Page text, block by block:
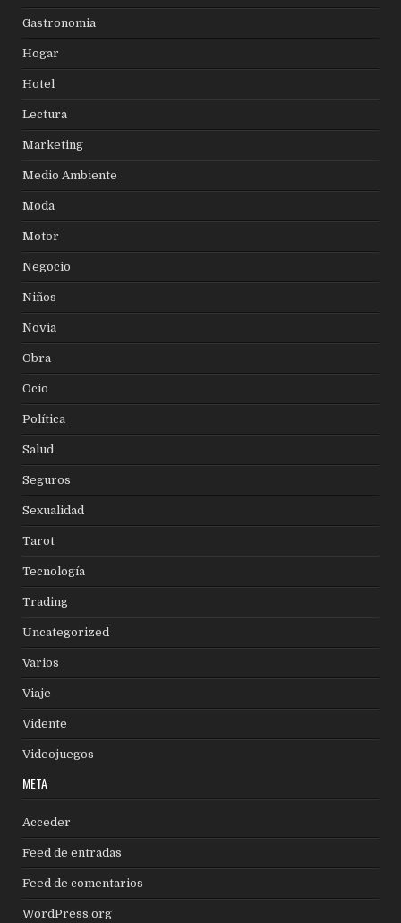
Gastronomia
Hogar
Hotel
Lectura
Marketing
Medio Ambiente
Moda
Motor
Negocio
Niños
Novia
Obra
Ocio
Política
Salud
Seguros
Sexualidad
Tarot
Tecnología
Trading
Uncategorized
Varios
Viaje
Vidente
Videojuegos
META
Acceder
Feed de entradas
Feed de comentarios
WordPress.org